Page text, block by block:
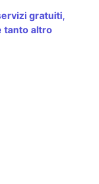
gratuiti,
tanto altro